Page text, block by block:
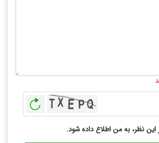
این نظر، به من اطلاع داده شود.